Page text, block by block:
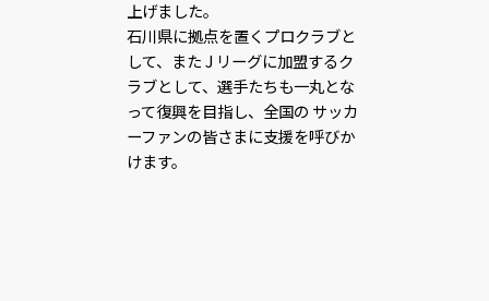
上げました。
石川県に拠点を置くプロクラブと
して、また J リーグに加盟するク
ラブとして、選手たちも一丸とな
って復興を目指し、全国の サッカ
ーファンの皆さまに支援を呼びか
けます。